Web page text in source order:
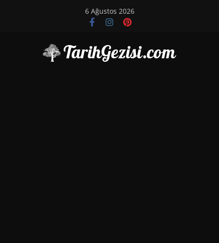
6 Ağustos 2026